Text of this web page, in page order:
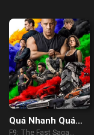
Quá Nhanh Quá
Nguy Hiểm 9:
F9: The Fast Saga